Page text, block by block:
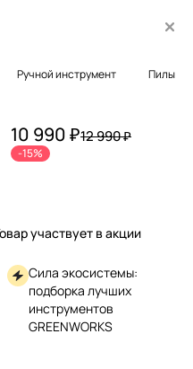
Ручной инструмент Пилы
10 990 ₽12 990 ₽
-15%
участвует в акции
Сила экосистемы:
подборка лучших
инструментов
GREENWORKS